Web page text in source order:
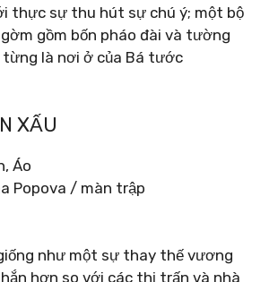
thực sự thu hút sự chú ý; một bộ
gồm bốn pháo đài và tường
là nơi ở của Bá tước
XẤU
Popova / màn trập
như một sự thay thế vương
hơn so với các thị trấn và nhà